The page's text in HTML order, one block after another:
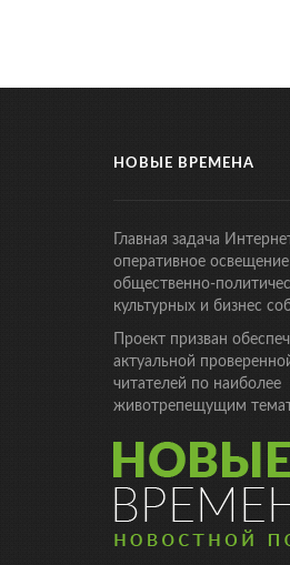
НОВЫЕ ВРЕМЕНА
Главная задача
оперативное
общественно-
культурных и бизнес
Проект призван
актуальной
читателей по наиболее
животрепещущим